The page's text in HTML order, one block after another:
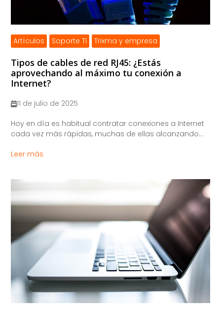
Artículos Soporte TI Trixma y empresa
Tipos de cables de red RJ45: ¿Estás
aprovechando al máximo tu conexión a
Internet?
11 de julio de 2025
Hoy en día es habitual contratar conexiones a Internet
cada vez más rápidas, muchas de ellas alcanzando...
Leer más